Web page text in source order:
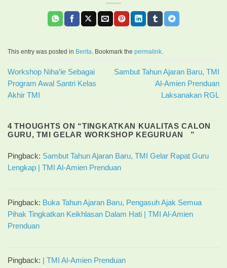
This entry was posted in Berita . Bookmark the permalink
Workshop Niha’ie Sebagai
Program Awal Santri Kelas
Akhir TMI
Sambut Tahun Ajaran Baru, TMI
Al-Amien Prenduan
Laksanakan RGL
4 THOUGHTS ON “TINGKATKAN KUALITAS CALON
GURU, TMI GELAR WORKSHOP KEGURUAN ”
Pingback: Sambut Tahun Ajaran Baru, TMI Gelar Rapat Guru
Lengkap | TMI Al-Amien Prenduan
Pingback: Buka Tahun Ajaran Baru, Pengasuh Ajak Semua
Pihak Tingkatkan Keikhlasan Dalam Hati | TMI Al-Amien
Prenduan
Pingback: | TMI Al-Amien Prenduan